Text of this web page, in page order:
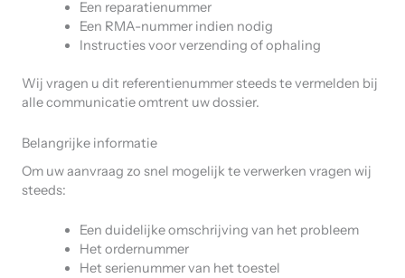
Een reparatienummer
Een RMA-nummer indien nodig
Instructies voor verzending of ophaling
Wij vragen u dit referentienummer steeds te vermelden bij
alle communicatie omtrent uw dossier.
Belangrijke informatie
Om uw aanvraag zo snel mogelijk te verwerken vragen wij
steeds:
Een duidelijke omschrijving van het probleem
Het ordernummer
Het serienummer van het toestel